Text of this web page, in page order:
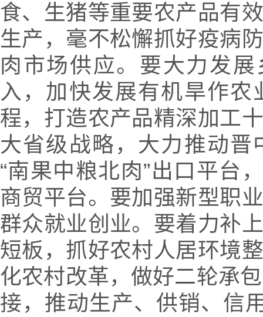
食、生猪等重要农产品有
生产，毫不松懈抓好疫病
肉市场供应。要大力发展
入，加快发展有机旱作
程，打造农产品精深加工
大省级战略，大力推动
“南果中粮北肉”出口平台
商贸平台。要加强新型职
群众就业创业。要着力补
短板，抓好农村人居环境
化农村改革，做好二轮承
接，推动生产、供销、信